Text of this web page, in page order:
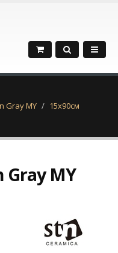
Gray MY
15х90см
Gray MY